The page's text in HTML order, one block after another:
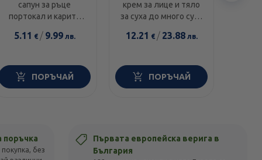
сапун за ръце
портокал и карите
5.11 € / 9.99лв.
ПОРЪЧАЙ
крем за лице и тяло
за суха до много суха
100г
12.21 € / 23.88лв.
ПОРЪЧАЙ
поръчка
без
Първата европейска верига в
България